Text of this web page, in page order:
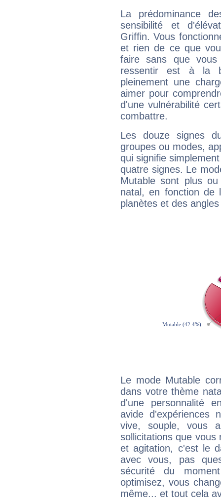
La prédominance
sensibilité et
Griffin. Vous
et rien de ce que
faire sans que
ressentir est à la
pleinement une
aimer pour
d'une vulnérabilité
combattre.
Les douze signes
groupes ou modes,
qui signifie
quatre signes. Le
Mutable sont plus
natal, en fonction de
planètes et des
Le mode Mutable
dans votre thème
d'une personnalité
avide d'expériences
vive, souple, vous
sollicitations que vous
et agitation, c'est le
avec vous, pas
sécurité du
optimisez, vous
même... et tout cela